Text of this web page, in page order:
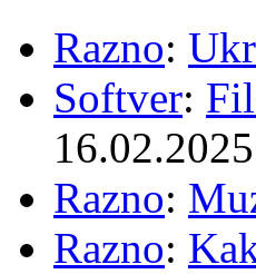
Razno:
Softver:
16.02.2025
Razno:
Razno: